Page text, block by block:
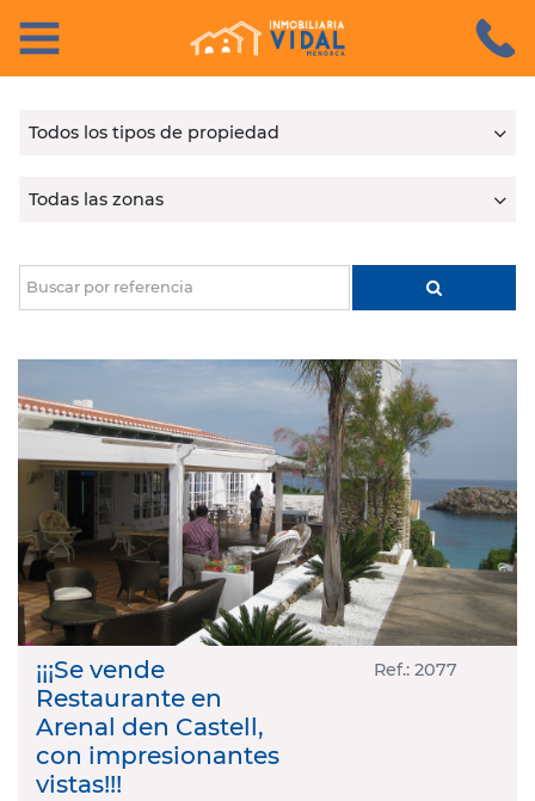
Castellano
INICIO
VENTA
ALQUILER
SERVICIOS
NOSOTROS
CONTACTO
Todos los tipos de propiedad
Todas las zonas
Buscar por referencia
¡¡¡Se vende
Restaurante en
Arenal den Castell,
con impresionantes
vistas!!!
Ref.: 2077